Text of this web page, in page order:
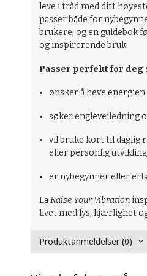
leve i tråd med ditt
passer både for
brukere, og en guidebok
og inspirerende bruk.
Passer perfekt for deg
ønsker å heve
søker engleveiledning
vil bruke kort til daglig
eller personlig utvikling
er nybegynner eller
LaRaise Your Vibration
livet med lys, kjærlighet
Produktanmeldelser (0)